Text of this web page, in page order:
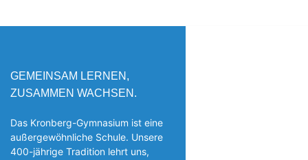
GEMEINSAM LERNEN,
ZUSAMMEN WACHSEN.
Das Kronberg-Gymnasium ist eine
außergewöhnliche Schule. Unsere
400-jährige Tradition lehrt uns,